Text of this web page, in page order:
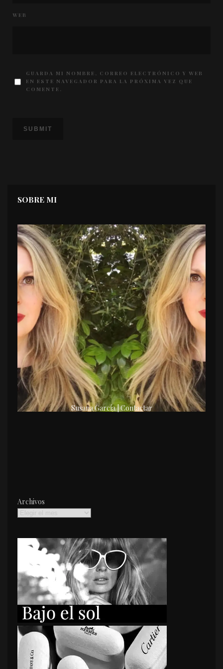
WEB
GUARDA MI NOMBRE, CORREO ELECTRÓNICO Y WEB
EN ESTE NAVEGADOR PARA LA PRÓXIMA VEZ QUE
COMENTE.
SOBRE MI
Susana García | Contactar
Archivos